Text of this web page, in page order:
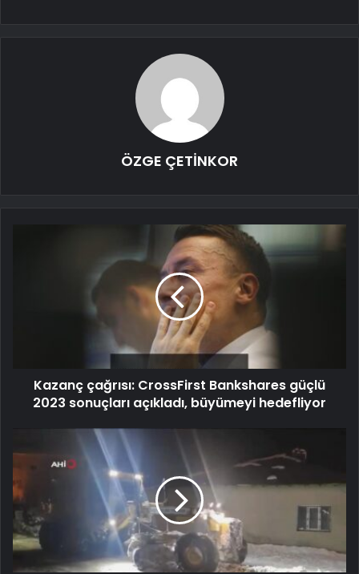
ÖZGE ÇETİNKOR
Kazanç çağrısı: CrossFirst Bankshares güçlü
2023 sonuçları açıkladı, büyümeyi hedefliyor